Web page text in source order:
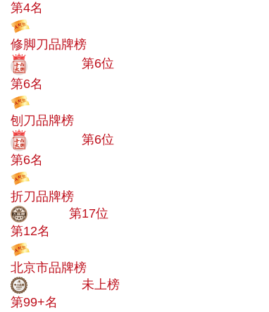
第4名
修脚刀品牌榜
第6位
第6名
刨刀品牌榜
第6位
第6名
折刀品牌榜
第17位
第12名
北京市品牌榜
未上榜
第99+名